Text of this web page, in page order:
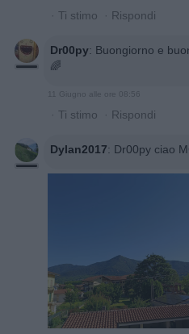
· Ti stimo · Rispondi
Dr00py: Buongiorno e
🌈
11 Giugno alle ore 08:56
· Ti stimo · Rispondi
Dylan2017: Dr00py ciao